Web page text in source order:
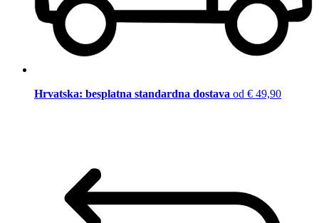
Hrvatska: besplatna standardna dostava od € 49,90